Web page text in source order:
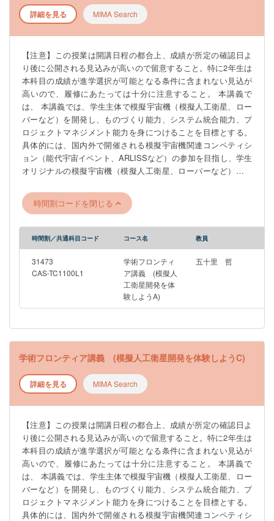
授業に参加できなかった⼈は、代表担当教員（木内）までメー
ルで連絡し、以後の履修の許可を得てください。履修希望者が
詳細を見る MIMA Search
【注意】この授業は開講日程の都合上、成績が所定の確認日よ
り後に公開される見込みが高いので留意すること。特に2年生は
本科目の成績が進学選択が可能となる条件に含まれない見込が
高いので、履修にあたっては十分に注意すること。 本講義で
は、 本講義では、学生主体で模擬宇宙機（模擬人工衛星、ロー
バーなど）を開発し、ものづくり能力、システム統合能力、プ
ロジェクトマネジメント能力を身につけることを目標とする。
具体的には、国内外で開催される模擬宇宙機関連コンペティシ
ョン（能代宇宙イベント、ARLISSなど）の参加を目指し、学生
オリジナルの模擬宇宙機（模擬人工衛星、ローバーなど）を開
ミッションを行う模擬宇宙機を開発するかというアイデア出し
から、実際の設計・製造、試験、コンペティションの参加まで
れを体験する。 本講義は1年SセメスターのAから2年Aセメスタ
ーのDまでで構成される。Aから継続的に参加することで、より
効果的に知識・経験を得ることができるが、途中からの参加や
途中までの参加も可能である。
―――――――――――――――――――――――――――――
※このゼミは4月6日（月）6限（18：45～）Zoomで行われる工学
部合同説明会への参加を予定しています。 ZoomのURLは後日
時間割コードを閉じる
時間割／共通科目コード コース名 教員
31473
CAS-TC1100L1
学術フロンティ
ア講義 (模擬人
工衛星開発を体
験しようA)
五十里 哲
学術フロンティア講義 (模擬人工衛星開発を体験しようC)
詳細を見る MIMA Search
【注意】この授業は開講日程の都合上、成績が所定の確認日よ
り後に公開される見込みが高いので留意すること。特に2年生は
本科目の成績が進学選択が可能となる条件に含まれない見込が
高いので、履修にあたっては十分に注意すること。 本講義で
は、 本講義では、学生主体で模擬宇宙機（模擬人工衛星、ロー
バーなど）を開発し、ものづくり能力、システム統合能力、プ
ロジェクトマネジメント能力を身につけることを目標とする。
具体的には、国内外で開催される模擬宇宙機関連コンペティシ